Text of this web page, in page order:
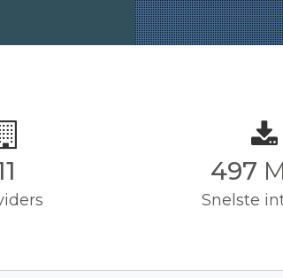
500
Snelste